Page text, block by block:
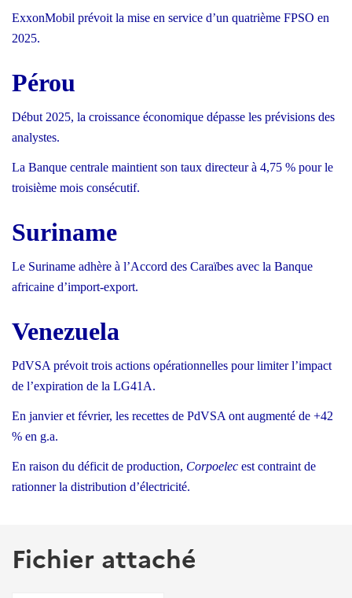
ExxonMobil prévoit la mise en service d’un quatrième FPSO en
2025.
Pérou
Début 2025, la croissance économique dépasse les prévisions des
analystes.
La Banque centrale maintient son taux directeur à 4,75 % pour le
troisième mois consécutif.
Suriname
Le Suriname adhère à l’Accord des Caraïbes avec la Banque
africaine d’import-export.
Venezuela
PdVSA prévoit trois actions opérationnelles pour limiter l’impact
de l’expiration de la LG41A.
En janvier et février, les recettes de PdVSA ont augmenté de +42
% en g.a.
En raison du déficit de production, Corpoelec est contraint de
rationner la distribution d’électricité.
Fichier attaché